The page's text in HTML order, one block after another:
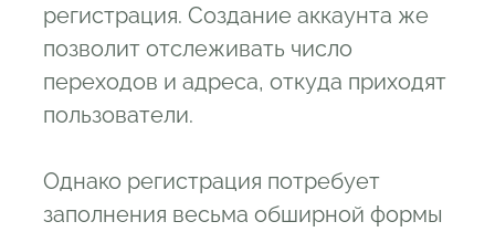
регистрация. Создание аккаунта же
позволит отслеживать число
переходов и адреса, откуда приходят
пользователи.
Однако регистрация потребует
заполнения весьма обширной формы